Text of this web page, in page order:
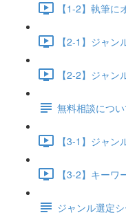
【1-2】執筆
【2-1】ジャ
【2-2】ジャ
無料相談につい
【3-1】ジャ
【3-2】キー
ジャンル選定